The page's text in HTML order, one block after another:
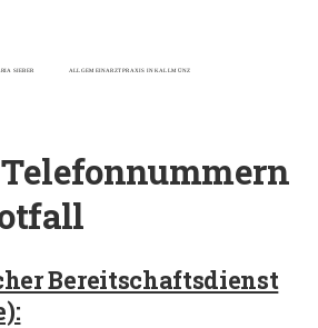
Bereitschaftsdienst